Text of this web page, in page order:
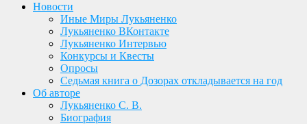
содержимому
Новости
Иные Миры Лукьяненко
Лукьяненко ВКонтакте
Лукьяненко Интервью
Конкурсы и Квесты
Опросы
Седьмая книга о Дозорах откладывается на год
Об авторе
Лукьяненко С. В.
Биография